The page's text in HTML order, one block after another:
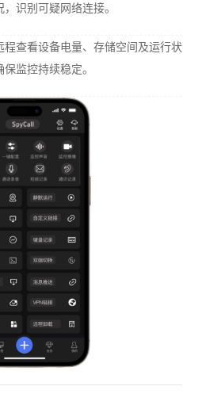
识别可疑网络连接。
程查看设备电量、存储空间及运行状
保监控持续稳定。